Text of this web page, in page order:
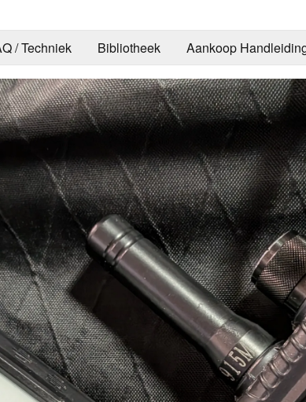
/ Techniek Bibliotheek Aankoop